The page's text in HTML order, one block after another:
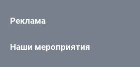
Реклама
Наши мероприятия